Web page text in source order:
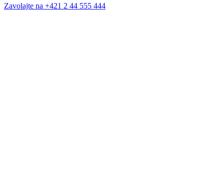
Zavolajte na +421 2 44 555 444